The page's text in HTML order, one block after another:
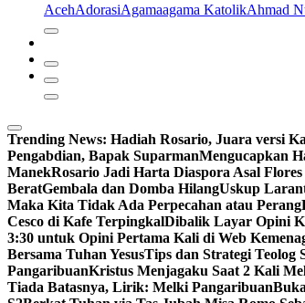
AcehAdorasiAgamaagama KatolikAhmad
Trending News: Hadiah Rosario, Juara versi
Pengabdian, Bapak SuparmanMengucapkan
ManekRosario Jadi Harta Diaspora Asal
BeratGembala dan Domba HilangUskup
Maka Kita Tidak Ada Perpecahan atau Perang
Cesco di Kafe TerpingkalDibalik Layar Opini
3:30 untuk Opini Pertama Kali di Web
Bersama Tuhan YesusTips dan Strategi Teolog
PangaribuanKristus Menjagaku Saat 2 Kali
Tiada Batasnya, Lirik: Melki Pangaribuan